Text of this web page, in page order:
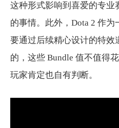
这种形式影响到喜爱的专业
的事情。此外，Dota 2 作
要通过后续精心设计的特效
的，这些 Bundle 值不值得
玩家肯定也自有判断。